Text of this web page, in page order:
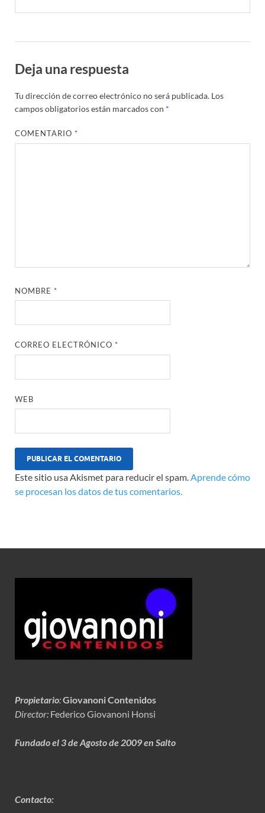
Deja una respuesta
Tu dirección de correo electrónico no será publicada. Los
campos obligatorios están marcados con *
COMENTARIO*
NOMBRE*
CORREO ELECTRÓNICO*
WEB
Este sitio usa Akismet para reducir el spam.Aprende cómo
se procesan los datos de tus comentarios.
Propietario:Giovanoni Contenidos
Director: Federico Giovanoni Honsi
Fundado el 3 de Agosto de 2009 en Salto
Contacto: